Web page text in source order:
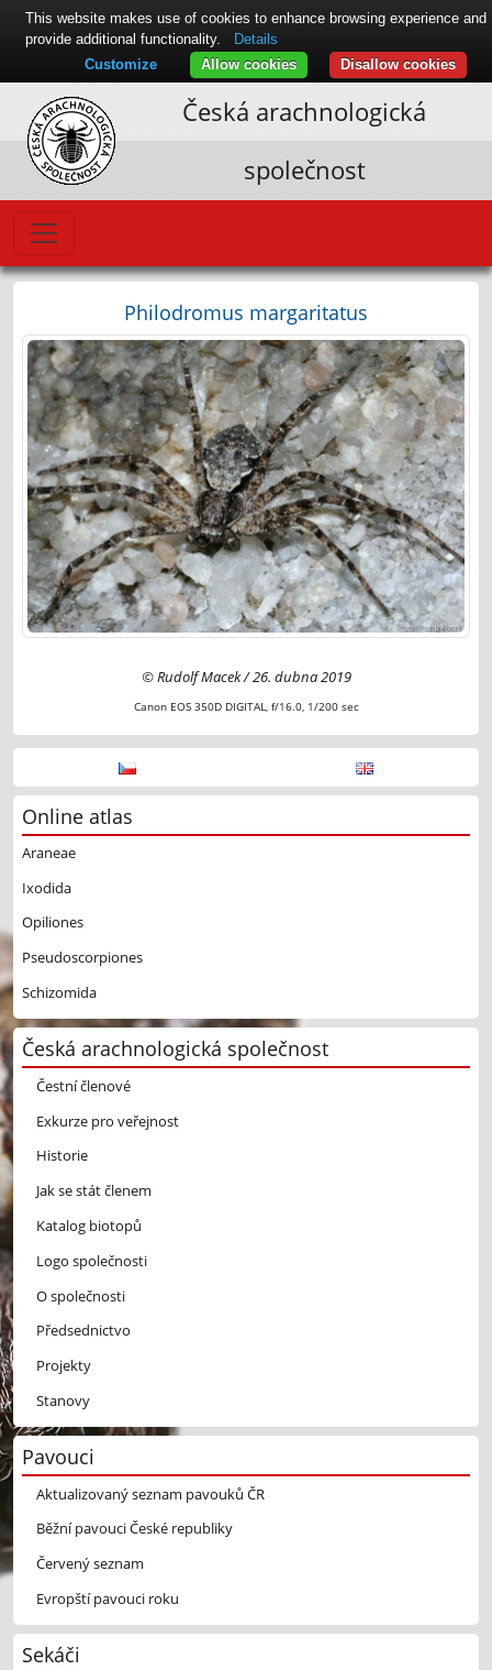
Česká arachnologická
společnost
Philodromus margaritatus
© Rudolf Macek / 26. dubna 2019
Canon EOS 350D DIGITAL, f/16.0, 1/200 sec
Online atlas
Araneae
Ixodida
Opiliones
Pseudoscorpiones
Schizomida
Česká arachnologická společnost
Čestní členové
Exkurze pro veřejnost
Historie
Jak se stát členem
Katalog biotopů
Logo společnosti
O společnosti
Předsednictvo
Projekty
Stanovy
Pavouci
Aktualizovaný seznam pavouků ČR
Běžní pavouci České republiky
Červený seznam
Evropští pavouci roku
Sekáči
This website makes use of cookies to enhance browsing experience and
provide additional functionality.
Details
Disallow cookies
Allow cookies
Customize